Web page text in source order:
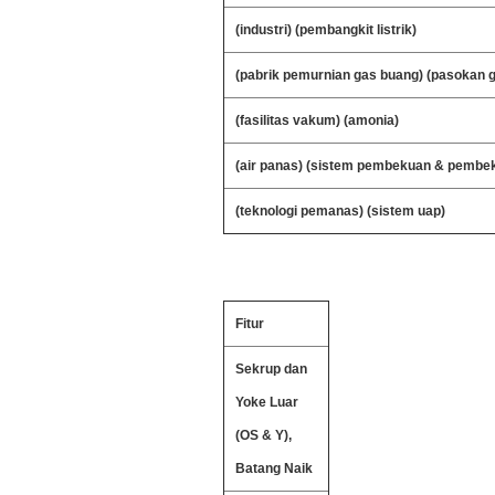
(industri) (pembangkit listrik)
(pabrik pemurnian gas buang) (pasokan
(fasilitas vakum) (amonia)
(air panas) (sistem pembekuan &
(teknologi pemanas) (sistem uap)
Fitur
Sekrup dan
Yoke Luar
(OS & Y),
Batang Naik